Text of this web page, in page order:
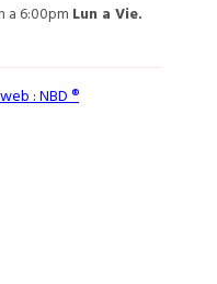
a 6:00pm Lun a Vie.
: NBD ®